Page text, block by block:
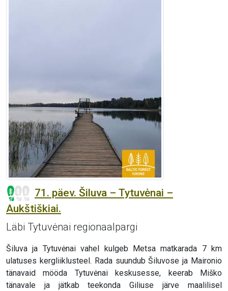
71. päev. Šiluva – Tytuvėnai –
Aukštiškiai.
Läbi Tytuvėnai regionaalpargi
Šiluva ja Tytuvėnai vahel kulgeb Metsa matkarada 7 km
ulatuses kergliiklusteel. Rada suundub Šiluvose ja Maironio
tänavaid mööda Tytuvėnai keskusesse, keerab Miško
tänavale ja jätkab teekonda Giliuse järve maalilisel